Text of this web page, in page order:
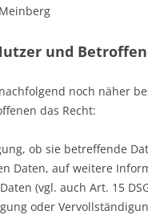
und
noch näher
das Recht:
ob sie betreffende
Daten, auf weitere
(vgl. auch Art. 15
oder